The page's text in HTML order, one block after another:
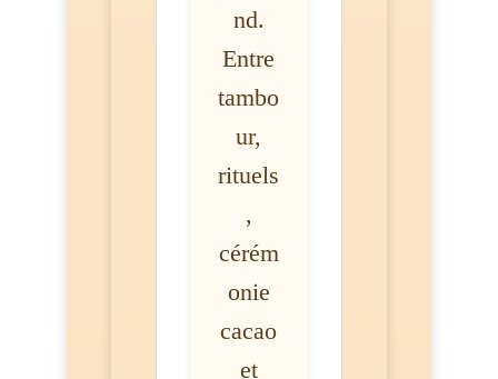
nd.
Entre
tambo
ur,
rituels
,
cérém
onie
cacao
et